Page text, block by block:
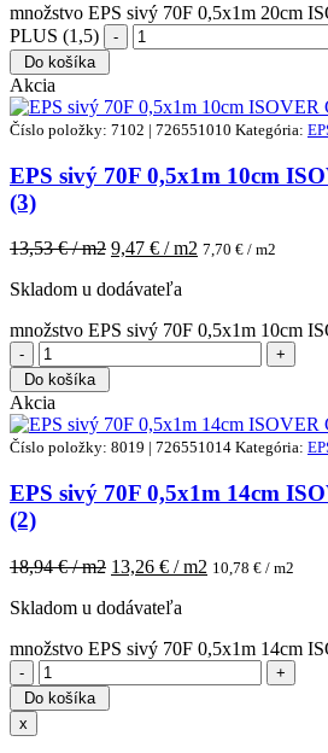
množstvo EPS sivý 70F 0,5x1m 20cm
PLUS (1,5)
Do košíka
Akcia
Číslo položky: 7102 | 726551010 Kategória:
EPS sivý 70F 0,5x1m 10cm
(3)
13,53€ / m2 9,47 € / m2 7,70 € / m2
Skladom u dodávateľa
množstvo EPS sivý 70F 0,5x1m 10cm
Do košíka
Akcia
Číslo položky: 8019 | 726551014 Kategória:
EPS sivý 70F 0,5x1m 14cm
(2)
18,94€ / m2 13,26 € / m2 10,78 € / m2
Skladom u dodávateľa
množstvo EPS sivý 70F 0,5x1m 14cm
Do košíka
x